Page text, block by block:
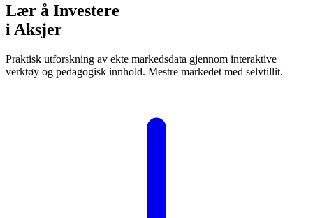
Lær å Investere
i Aksjer
Praktisk utforskning av ekte markedsdata gjennom interaktive
verktøy og pedagogisk innhold. Mestre markedet med selvtillit.